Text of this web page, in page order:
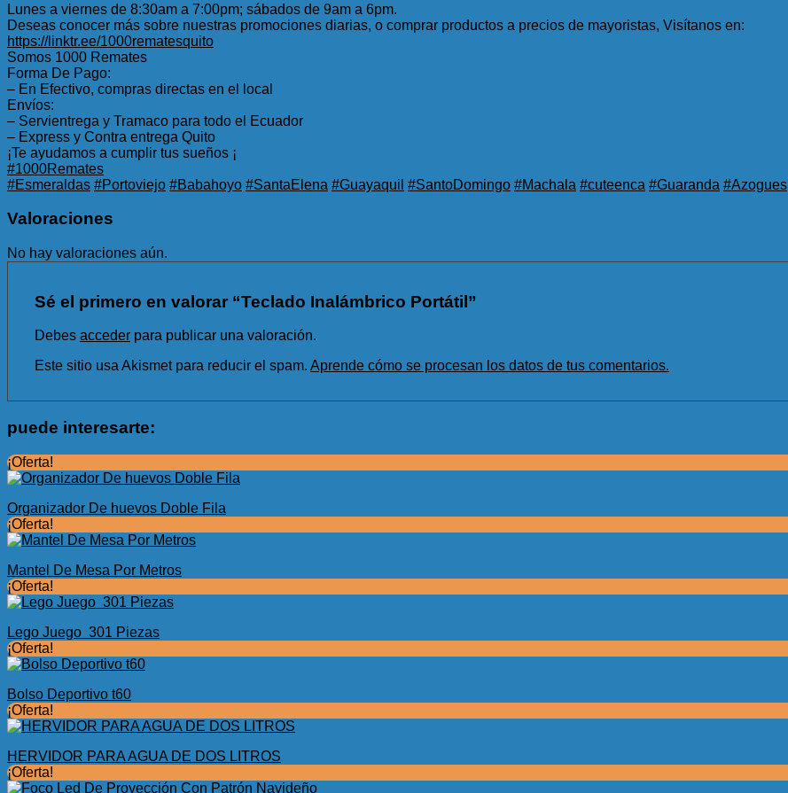
Lunes a viernes de 8:30am a 7:00pm; sábados de 9am a 6pm.
Deseas conocer más sobre nuestras promociones diarias, o comprar productos a precios de mayoristas, Visítanos en:
https://linktr.ee/1000rematesquito
Somos 1000 Remates
Forma De Pago:
– En Efectivo, compras directas en el local
Envíos:
– Servientrega y Tramaco para todo el Ecuador
– Express y Contra entrega Quito
¡Te ayudamos a cumplir tus sueños ¡
#1000Remates
#Esmeraldas #Portoviejo #Babahoyo #SantaElena #Guayaquil #SantoDomingo #Machala #cuteenca #Guaranda #Azogues
Valoraciones
No hay valoraciones aún.
Sé el primero en valorar “Teclado Inalámbrico Portátil”
Debes acceder para publicar una valoración.
Este sitio usa Akismet para reducir el spam. Aprende cómo se procesan los datos de tus comentarios.
puede interesarte:
¡Oferta!
Organizador De huevos Doble Fila
¡Oferta!
Mantel De Mesa Por Metros
¡Oferta!
Lego Juego 301 Piezas
¡Oferta!
Bolso Deportivo t60
¡Oferta!
HERVIDOR PARA AGUA DE DOS LITROS
¡Oferta!